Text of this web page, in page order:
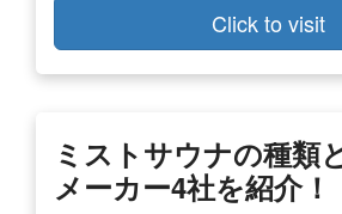
Click to visit
ミストサウナの種類
メーカー4社を紹介